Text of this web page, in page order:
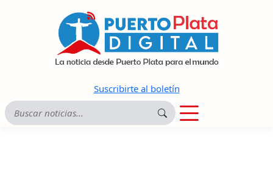
Suscribirte al boletín